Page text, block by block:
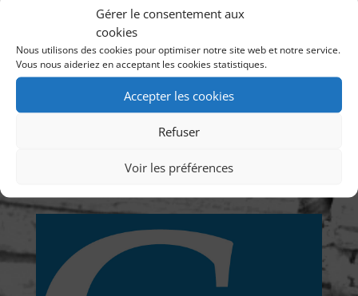
Gérer le consentement aux
cookies
Nous utilisons des cookies pour optimiser notre site web et notre service.
Vous nous aideriez en acceptant les cookies statistiques.
Accepter les cookies
Refuser
Voir les préférences
Login
Mot
de
passe
Se souvenir de moi